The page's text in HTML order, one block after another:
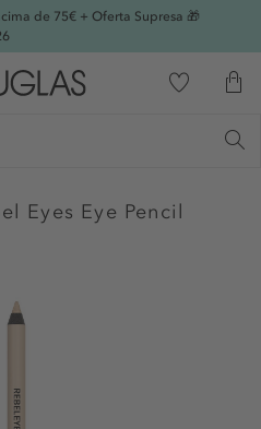
de 75€ + Oferta Supresa 🎁
Eyes Eye Pencil